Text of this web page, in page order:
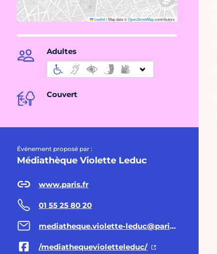
Leaflet|Map data ©OpenStreetMapcontributors
Adultes
Couvert
Évènement proposé par :
Médiathèque Violette Leduc
www.paris.fr
01 55 25 80 20
mediatheque.violette-leduc@paris.fr
/mediathequevioletteleduc/